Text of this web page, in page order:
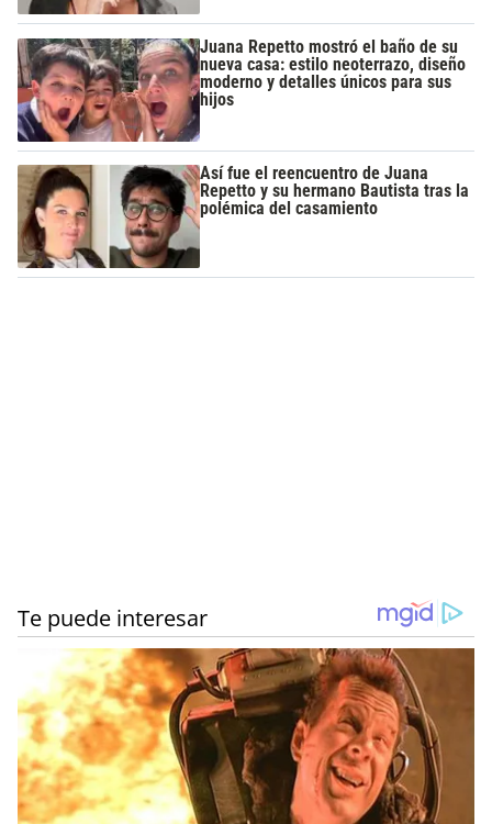
Juana Repetto mostró el baño de su
nueva casa: estilo neoterrazo, diseño
moderno y detalles únicos para sus
hijos
Así fue el reencuentro de Juana
Repetto y su hermano Bautista tras la
polémica del casamiento